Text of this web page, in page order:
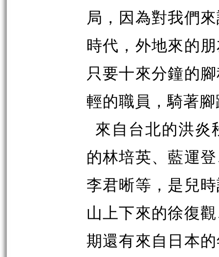
局，因為對我們
時代，外地來的
只要十來分鐘的
輕的職員，騎著
來自台北的洪炎
的林培英、藍運
李君晰等，是兒
山上下來的徐復
期還有來自日本